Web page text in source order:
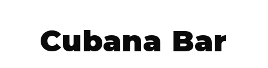
Cubana Bar